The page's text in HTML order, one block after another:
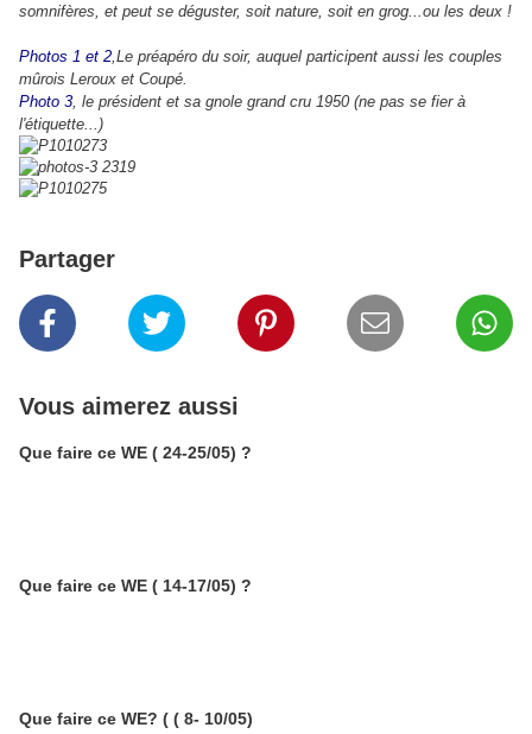
somnifères, et peut se déguster, soit nature, soit en grog...ou les deux !
Photos 1 et 2,Le préapéro du soir, auquel participent aussi les couples
mûrois Leroux et Coupé.
Photo 3, le président et sa gnole grand cru 1950 (ne pas se fier à
l'étiquette...)
Partager
Vous aimerez aussi
Que faire ce WE ( 24-25/05) ?
Que faire ce WE ( 14-17/05) ?
Que faire ce WE? ( ( 8- 10/05)